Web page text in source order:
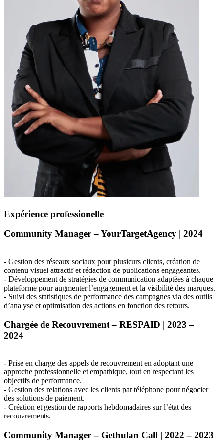
Expérience professionelle
Community Manager – YourTargetAgency | 2024
- Gestion des réseaux sociaux pour plusieurs clients, création de
contenu visuel attractif et rédaction de publications engageantes.
- Développement de stratégies de communication adaptées à chaque
plateforme pour augmenter l’engagement et la visibilité des marques.
- Suivi des statistiques de performance des campagnes via des outils
d’analyse et optimisation des actions en fonction des retours.
Chargée de Recouvrement – RESPAID | 2023 –
2024
- Prise en charge des appels de recouvrement en adoptant une
approche professionnelle et empathique, tout en respectant les
objectifs de performance.
- Gestion des relations avec les clients par téléphone pour négocier
des solutions de paiement.
- Création et gestion de rapports hebdomadaires sur l’état des
recouvrements.
Community Manager – Gethulan Call | 2022 – 2023